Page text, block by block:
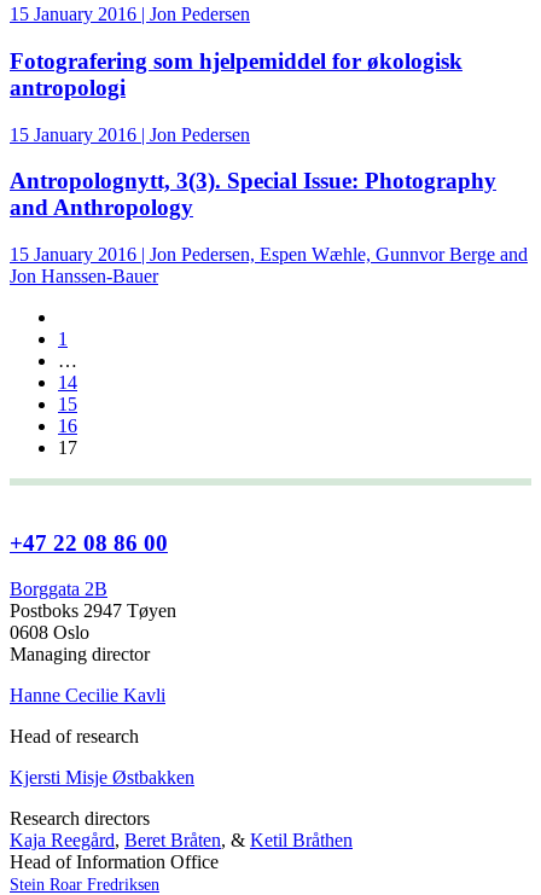
15 January 2016 | Jon Pedersen
Fotografering som hjelpemiddel for økologisk
antropologi
15 January 2016 | Jon Pedersen
Antropolognytt, 3(3). Special Issue: Photography
and Anthropology
15 January 2016 | Jon Pedersen, Espen Wæhle, Gunnvor Berge and
Jon Hanssen-Bauer
1
…
14
15
16
17
+47 22 08 86 00
Borggata 2B
Postboks 2947 Tøyen
0608 Oslo
Managing director
Hanne Cecilie Kavli
Head of research
Kjersti Misje Østbakken
Research directors
Kaja Reegård, Beret Bråten, & Ketil Bråthen
Head of Information Office
Stein Roar Fredriksen